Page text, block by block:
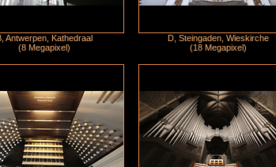
Antwerpen, Kathedraal
(8 Megapixel)
D, Steingaden, Wieskirche
(18 Megapixel)